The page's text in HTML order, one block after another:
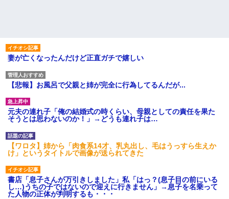
妻が亡くなったんだけど正直ガチで嬉しい
【悲報】お風呂で父親と姉が完全に行為してるんだが...
元夫の連れ子「俺の結婚式の時くらい、母親としての責任を果た
そうとは思わないのか！」→どうも連れ子は…
【ワロタ】姉から「肉食系14才、乳丸出し、毛はうっすら生えか
け」というタイトルで画像が送られてきた
書店「息子さんが万引きしました」私「はっ？(息子目の前にいる
し…)うちの子ではないので迎えに行きません」→息子を名乗って
た人物の正体が判明するも・・・